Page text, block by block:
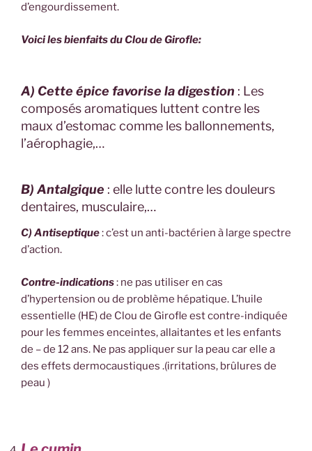
d’engourdissement.
Voici les bienfaits du Clou de Girofle:
A) Cette épice favorise la digestion : Les
composés aromatiques luttent contre les
maux d’estomac comme les ballonnements,
l’aérophagie,…
B) Antalgique : elle lutte contre les douleurs
dentaires, musculaire,…
C) Antiseptique: c’est un anti-bactérien à large spectre
d’action.
Contre-indications: ne pas utiliser en cas
d’hypertension ou de problème hépatique. L’huile
essentielle (HE) de Clou de Girofle est contre-indiquée
pour les femmes enceintes, allaitantes et les enfants
de – de 12 ans. Ne pas appliquer sur la peau car elle a
des effets dermocaustiques .(irritations, brûlures de
peau )